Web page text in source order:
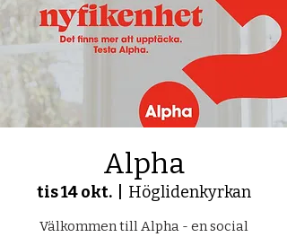
Alpha
tis 14 okt.
  |
Höglidenkyrkan
Välkommen till Alpha - en social